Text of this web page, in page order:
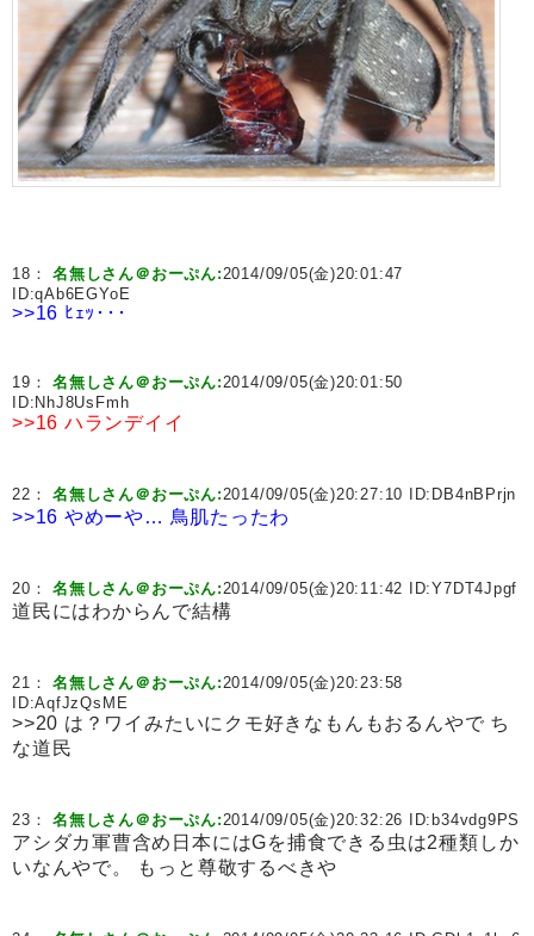
18：名無しさん＠おーぷん:2014/09/05(金)20:01:47
ID:qAb6EGYoE
>>16 ﾋｪｯ･･･
19：名無しさん＠おーぷん:2014/09/05(金)20:01:50
ID: NhJ8UsFmh
>>16 ハランデイイ
22：名無しさん＠おーぷん:2014/09/05(金)20:27:10 ID: DB4nBPrjn
>>16 やめーや… 鳥肌たったわ
20：名無しさん＠おーぷん:2014/09/05(金)20:11:42 ID:Y7DT4Jpgf
道民にはわからんで結構
21：名無しさん＠おーぷん:2014/09/05(金)20:23:58
ID:AqfJzQsME
>>20 は？ワイみたいにクモ好きなもんもおるんやで ち
な道民
23：名無しさん＠おーぷん:2014/09/05(金)20:32:26 ID: b34vdg9PS
アシダカ軍曹含め日本にはGを捕食できる虫は2種類しか
いなんやで。 もっと尊敬するべきや